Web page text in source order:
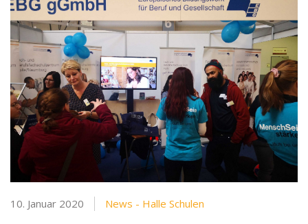
10. Januar 2020 News - Halle Schulen